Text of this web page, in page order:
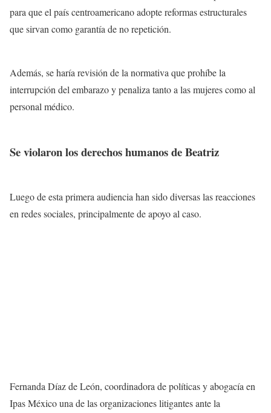
para que el país centroamericano adopte reformas estructurales
que sirvan como garantía de no repetición.
Además, se haría revisión de la normativa que prohíbe la
interrupción del embarazo y penaliza tanto a las mujeres como al
personal médico.
Se violaron los derechos humanos de Beatriz
Luego de esta primera audiencia han sido diversas las reacciones
en redes sociales, principalmente de apoyo al caso.
Fernanda Díaz de León, coordinadora de políticas y abogacía en
Ipas México una de las organizaciones litigantes ante la